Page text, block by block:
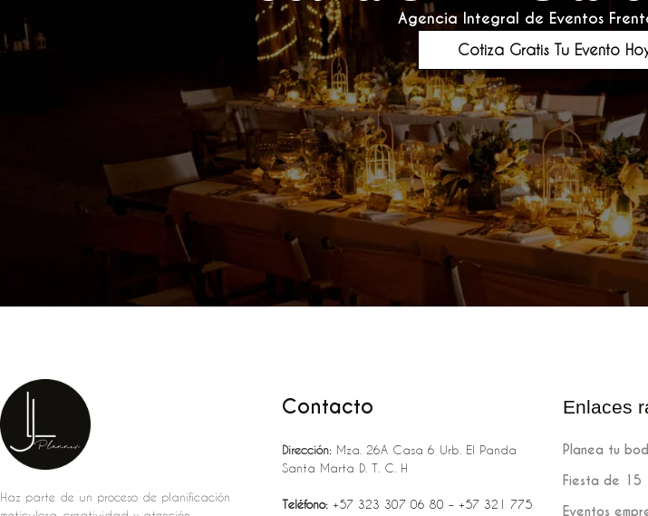
Agencia Integral de Eventos
Cotiza Gratis Tu Evento
Haz parte de un proceso de planificación
Contacto
Dirección:Mza. 26A Casa 6 Urb. El Panda
Santa Marta D. T. C. H
Teléfono:‪‪‪+57 323 307 06 80‬‬‬ – +57 321 775
Enlaces
Planea tu
Fiesta de 15
Eventos